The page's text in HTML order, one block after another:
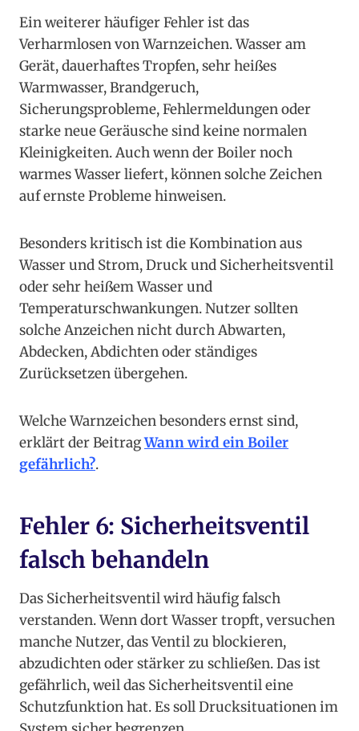
Ein weiterer häufiger Fehler ist das
Verharmlosen von Warnzeichen. Wasser am
Gerät, dauerhaftes Tropfen, sehr heißes
Warmwasser, Brandgeruch,
Sicherungsprobleme, Fehlermeldungen oder
starke neue Geräusche sind keine normalen
Kleinigkeiten. Auch wenn der Boiler noch
warmes Wasser liefert, können solche Zeichen
auf ernste Probleme hinweisen.
Besonders kritisch ist die Kombination aus
Wasser und Strom, Druck und Sicherheitsventil
oder sehr heißem Wasser und
Temperaturschwankungen. Nutzer sollten
solche Anzeichen nicht durch Abwarten,
Abdecken, Abdichten oder ständiges
Zurücksetzen übergehen.
Welche Warnzeichen besonders ernst sind,
erklärt der BeitragWann wird ein Boiler
gefährlich?.
Fehler 6: Sicherheitsventil
falsch behandeln
Das Sicherheitsventil wird häufig falsch
verstanden. Wenn dort Wasser tropft, versuchen
manche Nutzer, das Ventil zu blockieren,
abzudichten oder stärker zu schließen. Das ist
gefährlich, weil das Sicherheitsventil eine
Schutzfunktion hat. Es soll Drucksituationen im